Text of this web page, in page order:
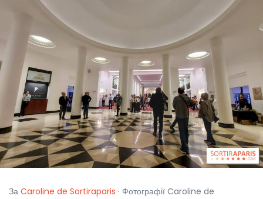
За Caroline de Sortiraparis · Фотографії Caroline de